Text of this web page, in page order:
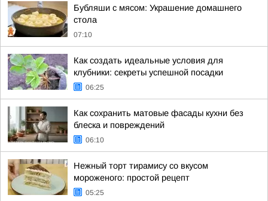
Бубляши с мясом: Украшение домашнего
стола
07:10
Как создать идеальные условия для
клубники: секреты успешной посадки
06:25
Как сохранить матовые фасады кухни без
блеска и повреждений
06:10
Нежный торт тирамису со вкусом
мороженого: простой рецепт
05:25